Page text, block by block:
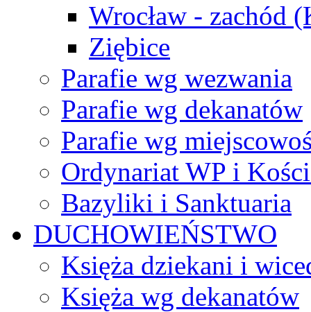
Wrocław - zachód
Ziębice
Parafie wg wezwania
Parafie wg dekanatów
Parafie wg
Ordynariat WP i
Bazyliki i Sanktuaria
DUCHOWIEŃSTWO
Księża dziekani i
Księża wg dekanatów